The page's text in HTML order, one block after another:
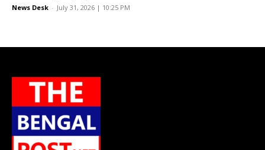
News Desk - July 31, 2026 | 10:25 PM